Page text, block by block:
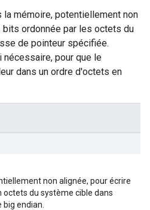
la mémoire, potentiellement non
bits ordonnée par les octets du
de pointeur spécifiée.
pour que le
dans un ordre d'octets en
non alignée, pour écrire
octets du système cible dans
endian.